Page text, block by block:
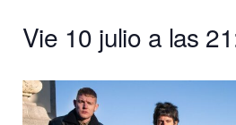
Vie 10 julio a las